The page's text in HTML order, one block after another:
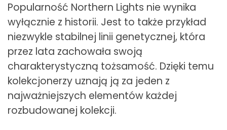
Popularność Northern Lights nie wynika
wyłącznie z historii. Jest to także przykład
niezwykle stabilnej linii genetycznej, która
przez lata zachowała swoją
charakterystyczną tożsamość. Dzięki temu
kolekcjonerzy uznają ją za jeden z
najważniejszych elementów każdej
rozbudowanej kolekcji.